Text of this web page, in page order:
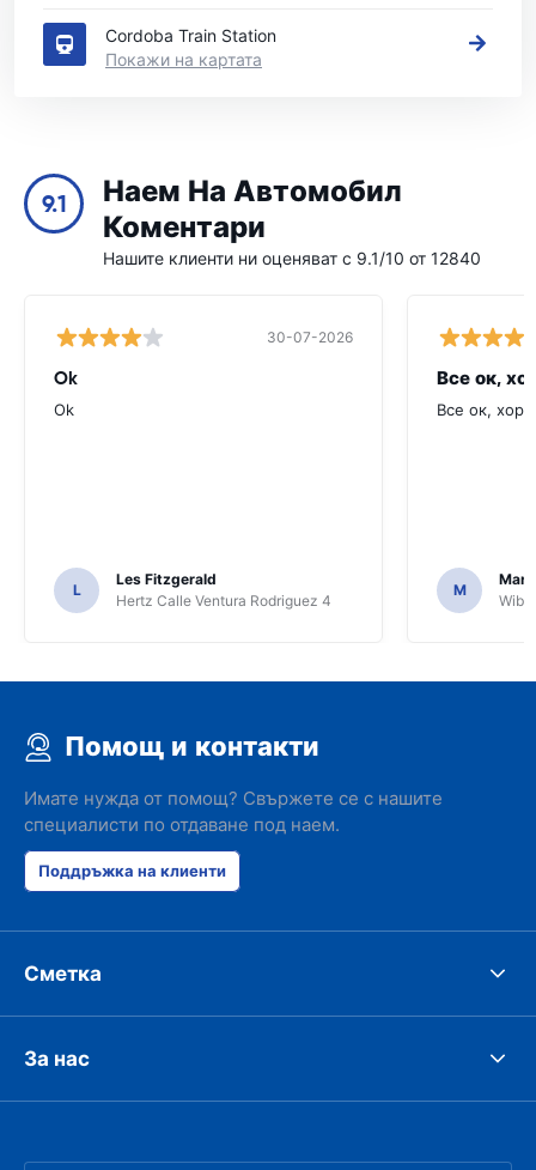
Cordoba Train Station
Покажи на картата
9.1
Наем На Автомобил
Коментари
Нашите клиенти ни оценяват с 9.1/10 от 12840
30-07-2026
Ok
Ok
L
Les Fitzgerald
Hertz Calle Ventura Rodriguez 4
Все ок,
Все ок,
M
Помощ и контакти
Имате нужда от помощ? Свържете се с нашите
специалисти по отдаване под наем.
Поддръжка на клиенти
Сметка
За нас